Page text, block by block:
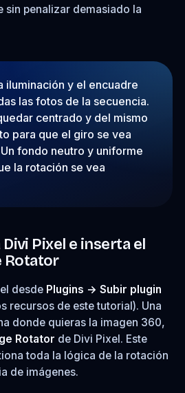
sin penalizar demasiado la
iluminación y el encuadre
las fotos de la secuencia.
centrado y del mismo
para que el giro se vea
fondo neutro y uniforme
la rotación se vea
Pixel e inserta el
Rotator
desde Plugins → Subir plugin
recursos de este tutorial). Una
donde quieras la imagen 360,
Rotator de Divi Pixel. Este
toda la lógica de la rotación
de imágenes.